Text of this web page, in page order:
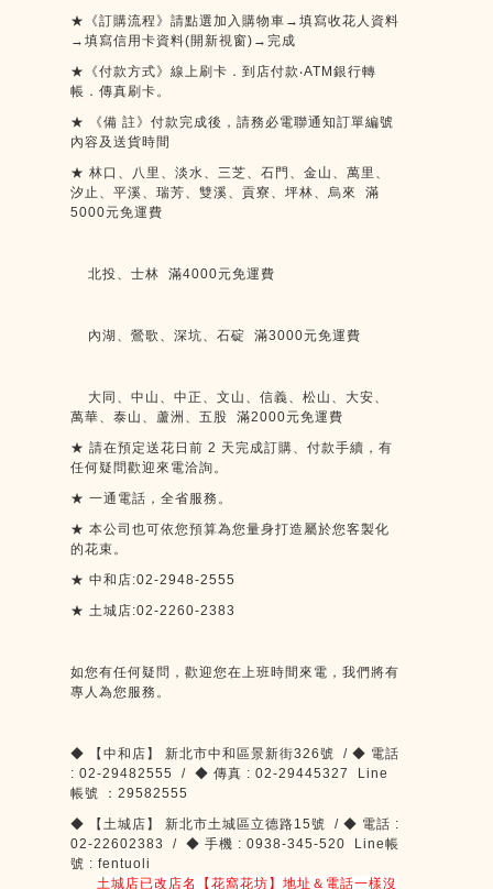
★《訂購流程》請點選加入購物車→填寫收花人資料
→填寫信用卡資料(開新視窗) → 完成
★《付款方式》線上刷卡．到店付款 ‧ATM 銀行轉
帳．傳真刷卡。
★
《備 註》付款完成後，請務必電聯通知訂單編號
內容及送貨時間
★ 林口、八里、淡水、三芝、石門、金山、萬里、
汐止、平溪、瑞芳、雙溪、貢寮、坪林、烏來
滿
5000元免運費
北投、士林 滿4000元免運費
內湖、鶯歌、深坑、石碇 滿3000元免運費
大同、中山、中正、文山、信義、松山、大安、
萬華、泰山、蘆洲、五股
滿2000元免運費
★ 請在預定送花日前 2 天完成訂購、付款手續，有
任何疑問歡迎來電洽詢。
★ 一通電話，全省服務。
★ 本公司也可依您預算為您量身打造屬於您客製化
的花束。
★ 中和店:02-2948-2555
★ 土城店:02-2260-2383
如您有任何疑問，歡迎您在上班時間來電，我們將有
專人為您服務。
◆ 【中和店】 新北市中和區景新街326號 / ◆ 電話
: 02-29482555 / ◆ 傳真 : 02-29445327 Line
帳號
： 29582555
◆
【土城店】 新北市土城區立德路15號 / ◆ 電話 :
02-22602383 / ◆ 手機 : 0938-345-520 Line帳
號 : fentuoli
土城店已改店名【花窩花坊】地址＆電話一樣沒